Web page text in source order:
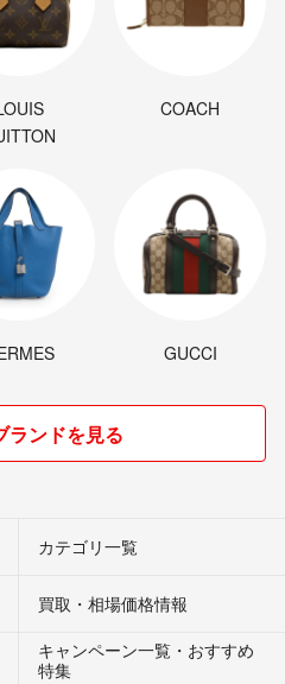
COACH
GUCCI
ランドを見る
カテゴリ一覧
買取・相場価格情報
キャンペーン一覧・おすすめ
特集